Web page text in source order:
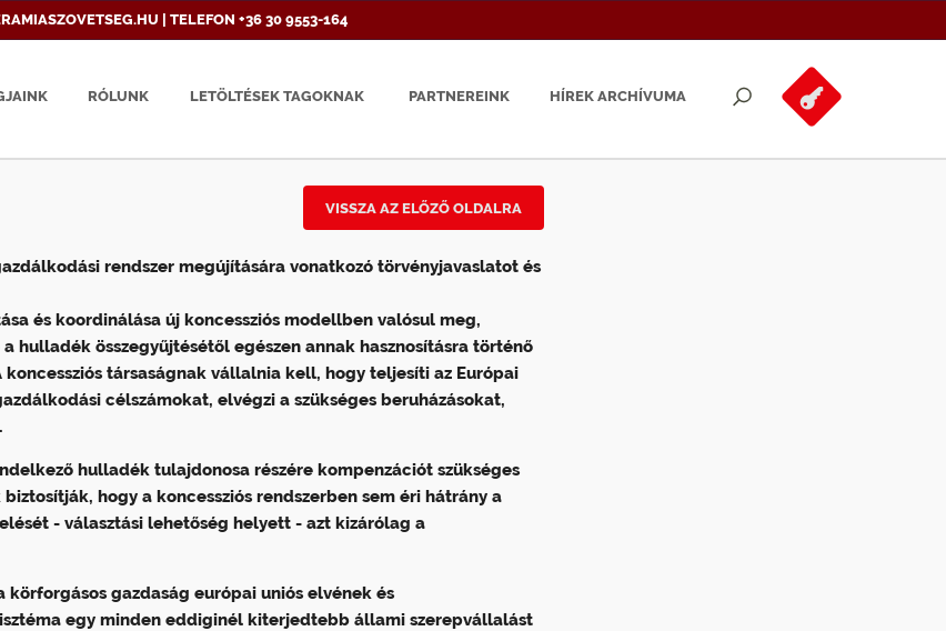
| TELEFON +36 30 9553-164
RÓLUNK LETÖLTÉSEK TAGOKNAK PARTNEREINK HÍREK ARCHÍVUMA
VISSZA AZ ELŐZŐ OLDALRA
rendszer megújítására vonatkozó törvényjavaslatot és
és koordinálása új koncessziós modellben valósul meg,
összegyűjtésétől egészen annak hasznosításra történő
társaságnak vállalnia kell, hogy teljesíti az Európai
célszámokat, elvégzi a szükséges beruházásokat,
hulladék tulajdonosa részére kompenzációt szükséges
hogy a koncessziós rendszerben sem éri hátrány a
- választási lehetőség helyett - azt kizárólag a
gazdaság európai uniós elvének és
egy minden eddiginél kiterjedtebb állami szerepvállalást